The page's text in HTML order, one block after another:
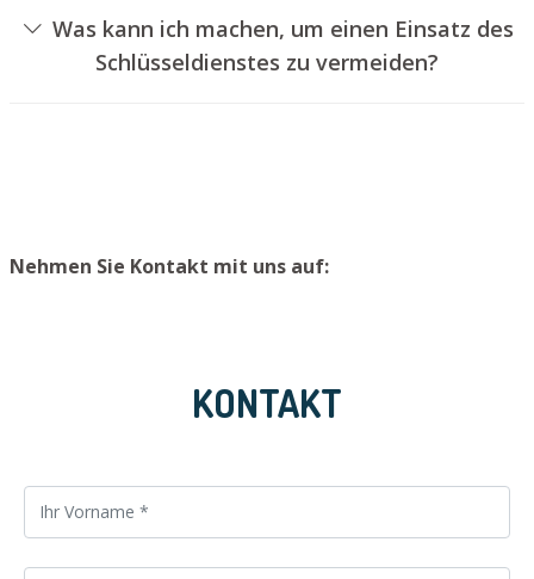
öffnen. Dies kann jedoch normalerweise nicht geschehen,
ohne das Schloss aufzubohren. Wir bauen Ihnen jedoch
einen neuen Türzylinder ein, sodass die Eingangstür
Was kann ich machen, um einen Einsatz des
Schlüsseldienstes zu vermeiden?
Nehmen Sie Kontakt mit uns auf:
KONTAKT